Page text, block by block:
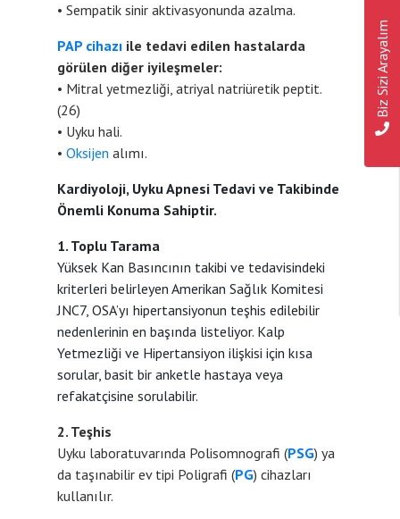
• Sempatik sinir aktivasyonunda azalma.
PAP cihazı ile tedavi edilen hastalarda
görülen diğer iyileşmeler:
• Mitral yetmezliği, atriyal natriüretik peptit.
(26)
• Uyku hali.
• Oksijen alımı.
Kardiyoloji, Uyku Apnesi Tedavi ve Takibinde
Önemli Konuma Sahiptir.
1. Toplu Tarama
Yüksek Kan Basıncının takibi ve tedavisindeki
kriterleri belirleyen Amerikan Sağlık Komitesi
JNC7, OSA’yı hipertansiyonun teşhis edilebilir
nedenlerinin en başında listeliyor. Kalp
Yetmezliği ve Hipertansiyon ilişkisi için kısa
sorular, basit bir anketle hastaya veya
refakatçisine sorulabilir.
2. Teşhis
Uyku laboratuvarında Polisomnografi (PSG) ya
da taşınabilir ev tipi Poligrafi (PG) cihazları
kullanılır.
Biz Sizi Arayalım